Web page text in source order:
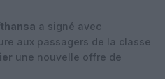
a signé avec
aux passagers de la classe
une nouvelle offre de